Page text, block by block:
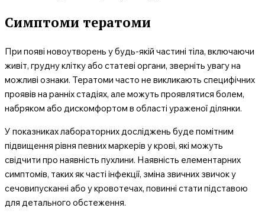
Симптоми тератоми
При появі новоутворень у будь-якій частині тіла, включаючи
живіт, грудну клітку або статеві органи, зверніть увагу на
можливі ознаки. Тератоми часто не викликають специфічних
проявів на ранніх стадіях, але можуть проявлятися болем,
набряком або дискомфортом в області ураженої ділянки.
У показниках лабораторних досліджень буде помітним
підвищення рівня певних маркерів у крові, які можуть
свідчити про наявність пухлини. Наявність елементарних
симптомів, таких як часті інфекції, зміна звичних звичок у
сечовипусканні або у кровотечах, повинні стати підставою
для детального обстеження.